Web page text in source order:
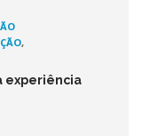
,
experiência